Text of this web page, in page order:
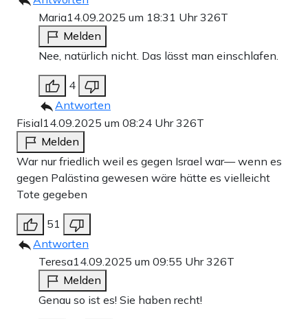
Maria14.09.2025 um 18:31 Uhr326T
Melden
Nee, natürlich nicht. Das lässt man einschlafen.
4
Antworten
Fisial14.09.2025 um 08:24 Uhr326T
Melden
War nur friedlich weil es gegen Israel war— wenn es
gegen Palästina gewesen wäre hätte es vielleicht
Tote gegeben
51
Antworten
Teresa14.09.2025 um 09:55 Uhr326T
Melden
Genau so ist es! Sie haben recht!